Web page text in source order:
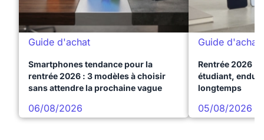
Guide d'achat
Smartphones tendance pour la
rentrée 2026 : 3 modèles à choisir
sans attendre la prochaine vague
06/08/2026
Guide d'achat
Rentrée 2026 :
étudiant,
longtemps
05/08/2026